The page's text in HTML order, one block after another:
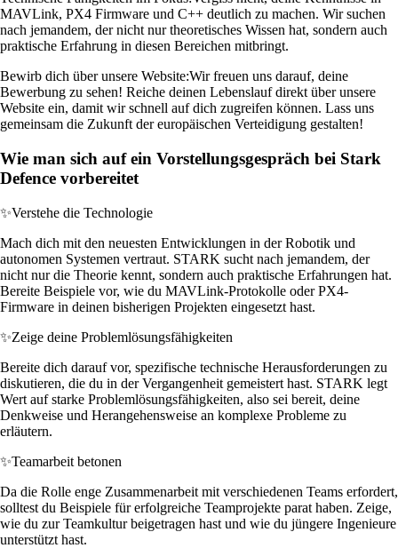
MAVLink, PX4 Firmware und C++ deutlich zu machen. Wir suchen
nach jemandem, der nicht nur theoretisches Wissen hat, sondern auch
praktische Erfahrung in diesen Bereichen mitbringt.
Bewirb dich über unsere Website:Wir freuen uns darauf, deine
Bewerbung zu sehen! Reiche deinen Lebenslauf direkt über unsere
Website ein, damit wir schnell auf dich zugreifen können. Lass uns
gemeinsam die Zukunft der europäischen Verteidigung gestalten!
Wie man sich auf ein Vorstellungsgespräch bei Stark
Defence vorbereitet
✨Verstehe die Technologie
Mach dich mit den neuesten Entwicklungen in der Robotik und
autonomen Systemen vertraut. STARK sucht nach jemandem, der
nicht nur die Theorie kennt, sondern auch praktische Erfahrungen hat.
Bereite Beispiele vor, wie du MAVLink-Protokolle oder PX4-
Firmware in deinen bisherigen Projekten eingesetzt hast.
✨Zeige deine Problemlösungsfähigkeiten
Bereite dich darauf vor, spezifische technische Herausforderungen zu
diskutieren, die du in der Vergangenheit gemeistert hast. STARK legt
Wert auf starke Problemlösungsfähigkeiten, also sei bereit, deine
Denkweise und Herangehensweise an komplexe Probleme zu
erläutern.
✨Teamarbeit betonen
Da die Rolle enge Zusammenarbeit mit verschiedenen Teams erfordert,
solltest du Beispiele für erfolgreiche Teamprojekte parat haben. Zeige,
wie du zur Teamkultur beigetragen hast und wie du jüngere Ingenieure
unterstützt hast.